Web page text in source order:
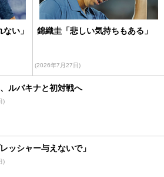
い」 錦織圭「悲しい気持ちもある」
(2026年7月27日)
ルバキナと初対戦へ
)
ッシャー与えないで」
)